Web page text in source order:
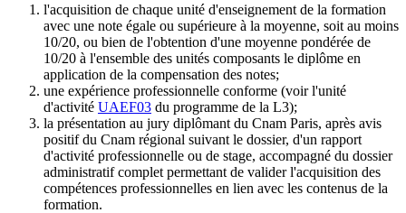
l'acquisition de chaque unité d'enseignement de la formation
avec une note égale ou supérieure à la moyenne, soit au moins
10/20, ou bien de l'obtention d'une moyenne pondérée de
10/20 à l'ensemble des unités composants le diplôme en
application de la compensation des notes;
une expérience professionnelle conforme (voir l'unité
d'activité UAEF03 du programme de la L3);
la présentation au jury diplômant du Cnam Paris, après avis
positif du Cnam régional suivant le dossier, d'un rapport
d'activité professionnelle ou de stage, accompagné du dossier
administratif complet permettant de valider l'acquisition des
compétences professionnelles en lien avec les contenus de la
formation.